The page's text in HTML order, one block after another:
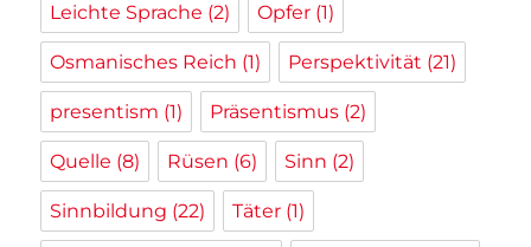
Leichte Sprache (2) Opfer (1)
Osmanisches Reich (1) Perspektivität (21)
presentism (1) Präsentismus (2)
Quelle (8) Rüsen (6) Sinn (2)
Sinnbildung (22) Täter (1)